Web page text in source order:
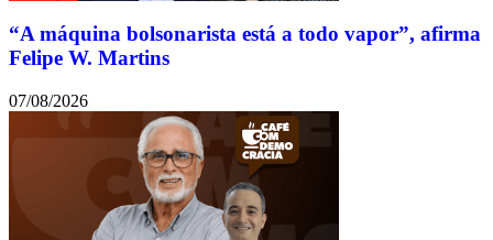
“A máquina bolsonarista está a todo vapor”, afirma
Felipe W. Martins
07/08/2026